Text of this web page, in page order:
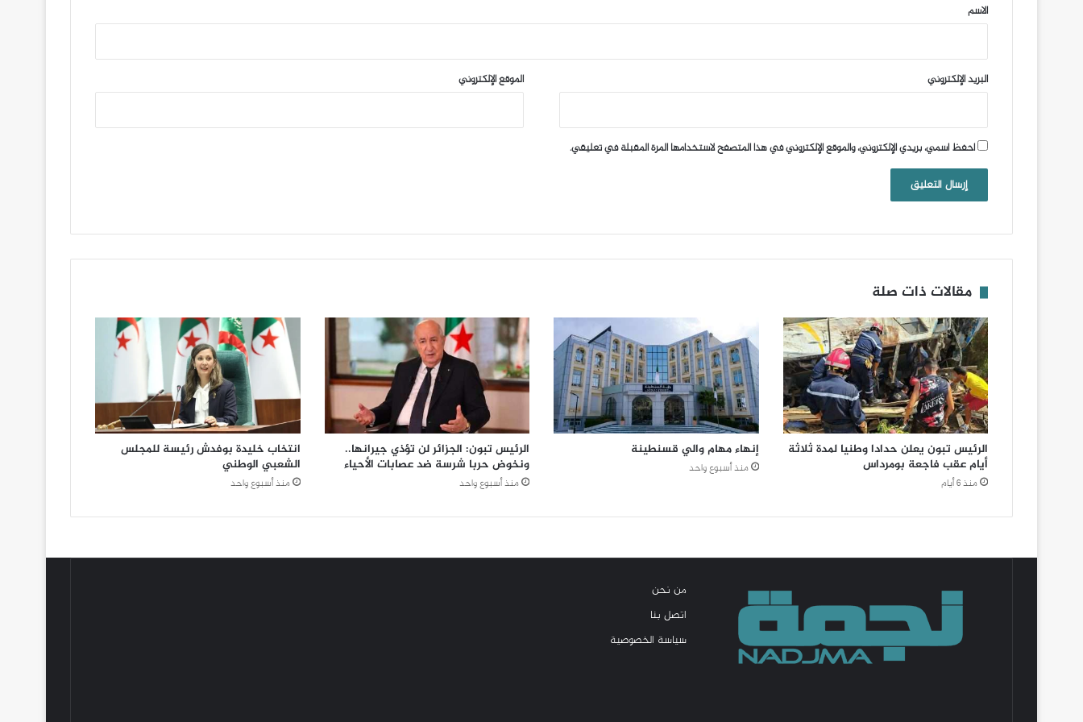
*
الاسم
البريد الإلكتروني الموقع الإلكتروني
احفظ اسمي، بريدي الإلكتروني، والموقع الإلكتروني في هذا المتصفح لاستخدامها المرة المقبلة في تعليقي.
مقالات ذات صلة
الرئيس تبون يعلن حدادا وطنيا لمدة ثلاثة
أيام عقب فاجعة بومرداس
منذ 6 أيام
إنهاء مهام والي قسنطينة
منذ أسبوع واحد
الرئيس تبون: الجزائر لن تؤذي جيرانها..
ونخوض حربا شرسة ضد عصابات الأحياء
منذ أسبوع واحد
انتخاب خليدة بوفدش رئيسة للمجلس
الشعبي الوطني
منذ أسبوع واحد
من نحن
اتصل بنا
سياسة الخصوصية